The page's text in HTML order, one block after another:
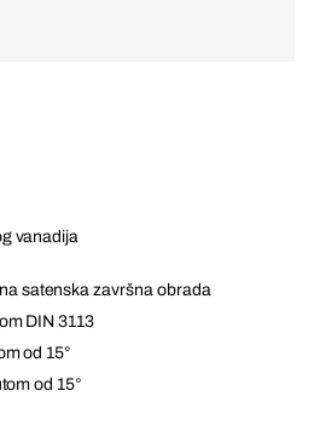
vanadija
satenska završna obrada
DIN 3113
od 15°
od 15°